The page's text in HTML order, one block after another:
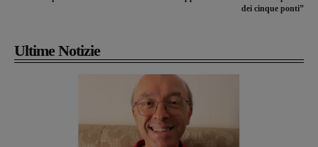
dei cinque ponti”
Ultime Notizie